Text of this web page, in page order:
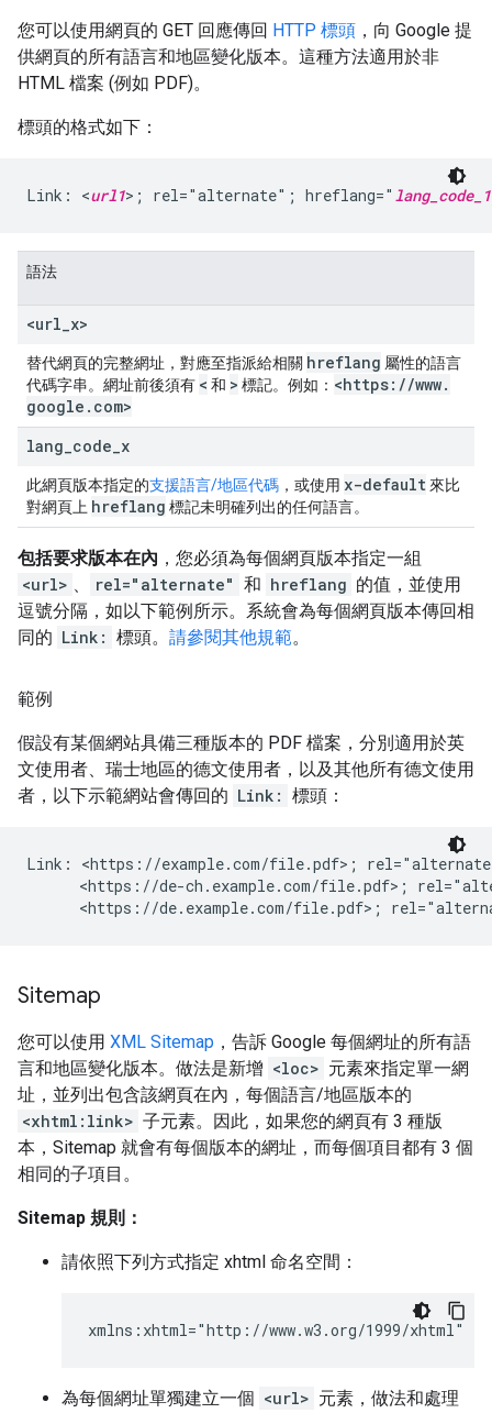
您可以使用網頁的 GET 回應傳回 HTTP 標頭 ，向 Google 提
供網頁的所有語言和地區變化版本。這種方法適用於非
HTML 檔案 (例如 PDF)。
標頭的格式如下：
Link: <url1>; rel="alternate"; hreflang=" lang_code_1
語法
<url x>
替代網頁的完整網址，對應至指派給相關 hreflang 屬性的語言
代碼字串。網址前後須有 < 和 > 標記。 例如： <https: //www.
google . com>
lang code x
此網頁版本指定的支援語言/地區代碼 ，或使用 x-default 來比
對網頁上 hreflang 標記未明確列出的任何語言。
包括要求版本在內 ，您必須為每個網頁版本指定一組
<url> 、 rel="alternate" 和 hreflang 的值，並使用
逗號分隔，如以下範例所示。系統會為每個網頁版本傳回相
同的 Link: 標頭。 請參閱其他規範。
範例
假設有某個網站具備三種版本的 PDF 檔案，分別適用於英
文使用者、瑞士地區的德文使用者，以及其他所有德文使用
者，以下示範網站會傳回的 Link: 標頭：
Link: <https://example.com/file.pdf>;
<https://de-ch.example.com/file.pdf>;
<https://de.example.com/file.pdf>;
Sitemap
您可以使用 XML Sitemap ，告訴 Google 每個網址的所有語
言和地區變化版本。做法是新增 <loc> 元素來指定單一網
址，並列出包含該網頁在內，每個語言/地區版本的
<xhtml:link> 子元素。因此，如果您的網頁有 3 種版
本，Sitemap 就會有每個版本的網址，而每個項目都有 3 個
相同的子項目。
Sitemap 規則：
請依照下列方式指定 xhtml 命名空間：
xmlns:xhtml="http://www.w3.org/1999/xhtml"
為每個網址單獨建立一個 <url> 元素，做法和處理